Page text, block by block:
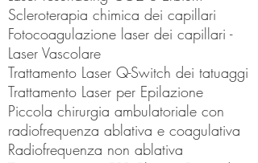
Scleroterapia chimica dei capillari
Fotocoagulazione laser dei capillari -
Laser Vascolare
Trattamento Laser Q-Switch dei tatuaggi
Trattamento Laser per Epilazione
Piccola chirurgia ambulatoriale con
radiofrequenza ablativa e coagulativa
Radiofrequenza non ablativa